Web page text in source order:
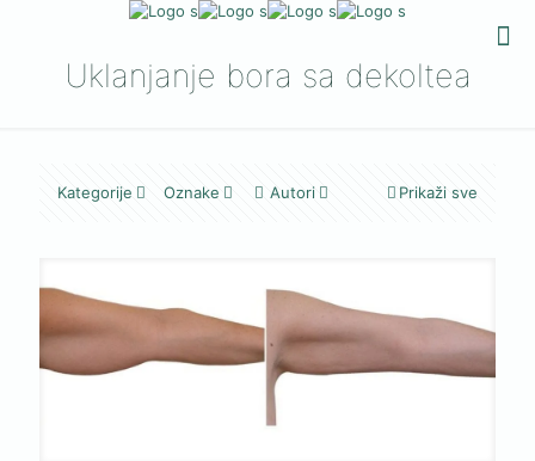
Uklanjanje bora sa dekoltea
Kategorije Oznake Autori Prikaži sve